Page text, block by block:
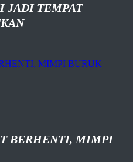
JADI TEMPAT
BERHENTI, MIMPI